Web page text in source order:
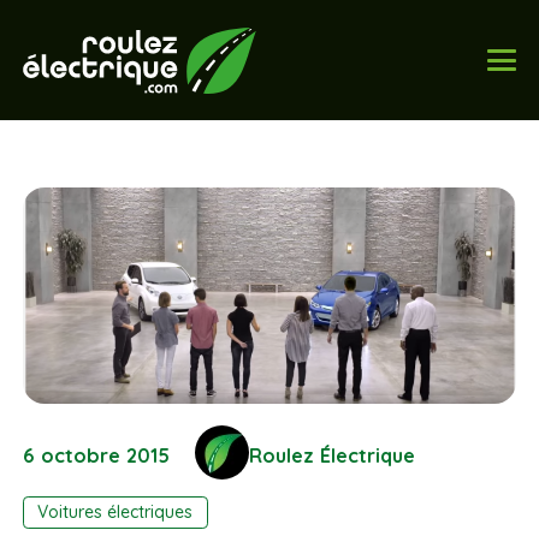
6 octobre 2015 Roulez Électrique
Voitures électriques